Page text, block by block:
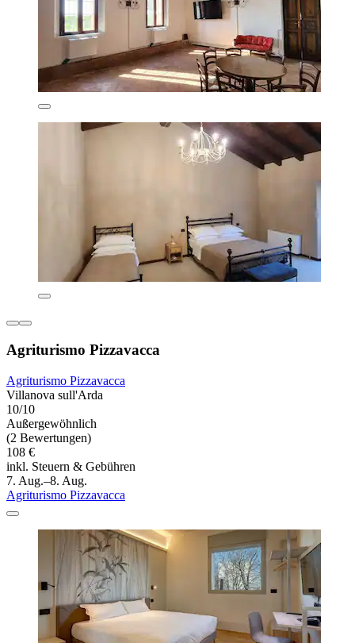
Agriturismo Pizzavacca
Agriturismo Pizzavacca
Villanova sull'Arda
10/10
Außergewöhnlich
(2 Bewertungen)
108 €
inkl. Steuern & Gebühren
7. Aug.–8. Aug.
Agriturismo Pizzavacca